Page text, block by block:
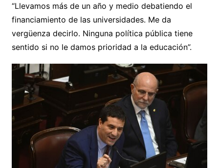
“Llevamos más de un año y medio debatiendo el
financiamiento de las universidades. Me da
vergüenza decirlo. Ninguna política pública tiene
sentido si no le damos prioridad a la educación”.